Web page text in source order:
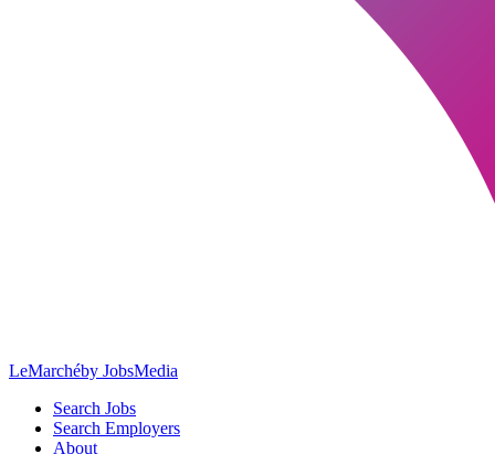
LeMarchéby JobsMedia
Search Jobs
Search Employers
About